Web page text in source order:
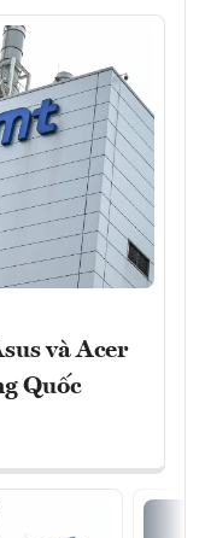
và Acer
Quốc